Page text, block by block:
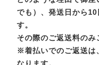
でも）、発送日から
す。
その際のご返送料のみ
※着払いでのご返送は